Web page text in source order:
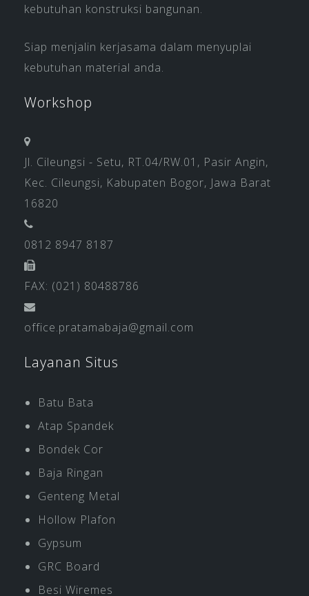
kebutuhan konstruksi bangunan.
Siap menjalin kerjasama dalam menyuplai
kebutuhan material anda.
Workshop
Jl. Cileungsi - Setu, RT.04/RW.01, Pasir Angin,
Kec. Cileungsi, Kabupaten Bogor, Jawa Barat
16820
0812 8947 8187
FAX: (021) 80488786
office.pratamabaja@gmail.com
Layanan Situs
Batu Bata
Atap Spandek
Bondek Cor
Baja Ringan
Genteng Metal
Hollow Plafon
Gypsum
GRC Board
Besi Wiremes